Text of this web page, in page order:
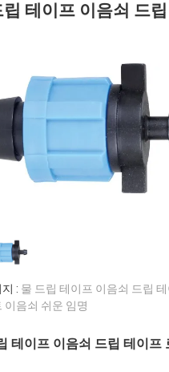
립 테이프 이음쇠 드
: 물 드립 테이프 이음쇠 드립
이음쇠 쉬운 임명
테이프 이음쇠 드립 테이프